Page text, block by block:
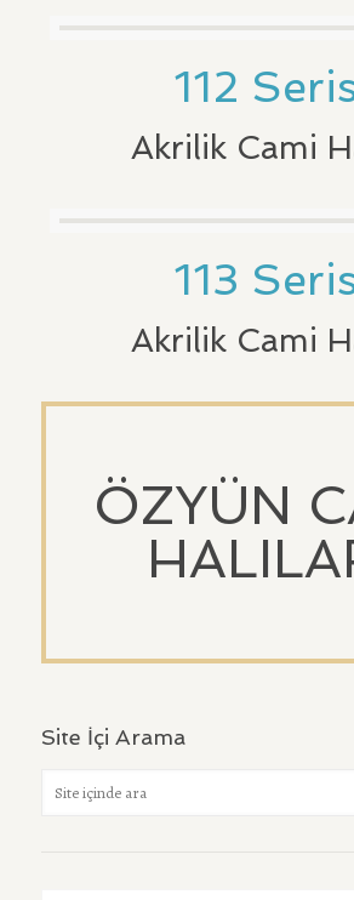
112
Akrilik Cami
113
Akrilik Cami
ÖZYÜN
Site İçi Arama